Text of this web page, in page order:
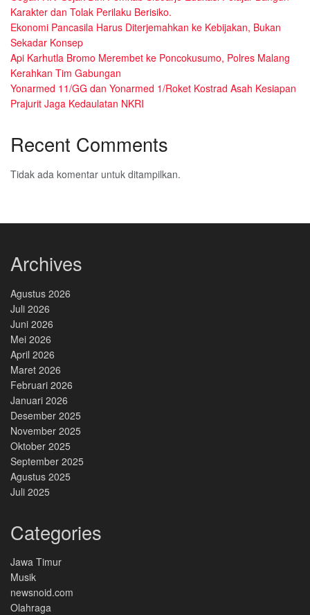
Karakter dan Tolak Perilaku Berisiko.
Ekonomi Pancasila Harus Diterjemahkan ke Kebijakan, Bukan
Sekadar Konsep
Api Karhutla Bromo Merembet ke Poncokusumo, Polres Malang
Kerahkan Tim Gabungan
Yonarmed 11/GG dan Yonarmed 1/Roket Kostrad Asah Kesiapan
Prajurit Jaga Kedaulatan NKRI
Recent Comments
Tidak ada komentar untuk ditampilkan.
Archives
Agustus 2026
Juli 2026
Juni 2026
Mei 2026
April 2026
Maret 2026
Februari 2026
Januari 2026
Desember 2025
November 2025
Oktober 2025
September 2025
Agustus 2025
Juli 2025
Categories
Jawa Timur
Musik
newsnoid.com
Olahraga